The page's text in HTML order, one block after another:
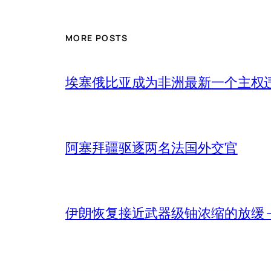
MORE POSTS
埃塞俄比亚成为非洲最新一个主权
阿塞拜疆驱逐两名法国外交官
伊朗恢复接近武器级铀浓缩的放缓